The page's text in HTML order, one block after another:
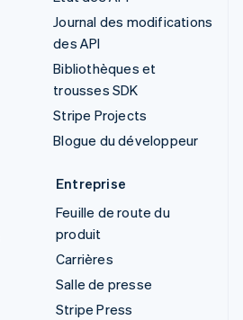
Journal des modifications
des API
Bibliothèques et
trousses SDK
Stripe Projects
Blogue du développeur
Entreprise
Feuille de route du
produit
Carrières
Salle de presse
Stripe Press